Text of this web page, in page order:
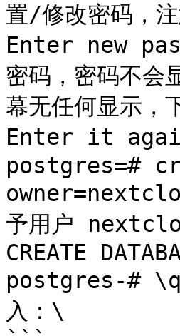
置/修改密码，
Enter new
密码，密码不会
幕无任何显示，
Enter it
postgres=#
予用户
CREATE
postgres-# \q
入：\